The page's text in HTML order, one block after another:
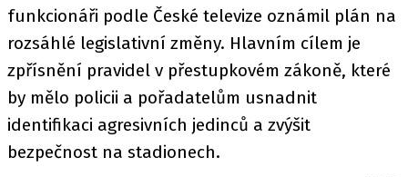
funkcionáři podle České televize oznámil plán na
rozsáhlé legislativní změny. Hlavním cílem je
zpřísnění pravidel v přestupkovém zákoně, které
by mělo policii a pořadatelům usnadnit
identifikaci agresivních jedinců a zvýšit
bezpečnost na stadionech.